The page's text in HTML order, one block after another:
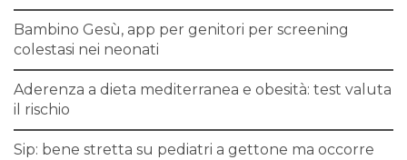
Bambino Gesù, app per genitori per screening
colestasi nei neonati
Aderenza a dieta mediterranea e obesità: test valuta
il rischio
Sip: bene stretta su pediatri a gettone ma occorre